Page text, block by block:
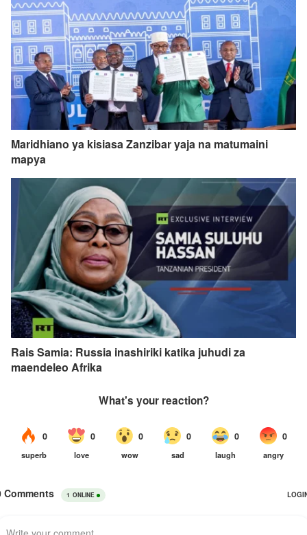
Maridhiano ya kisiasa Zanzibar yaja na matumaini
mapya
Rais Samia: Russia inashiriki katika juhudi za
maendeleo Afrika